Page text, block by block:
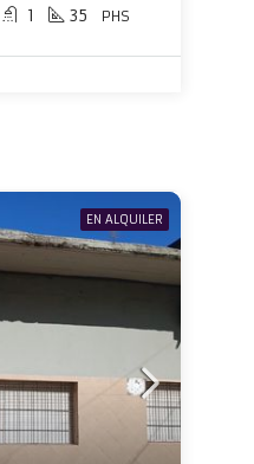
1 35 PHS
EN ALQUILER